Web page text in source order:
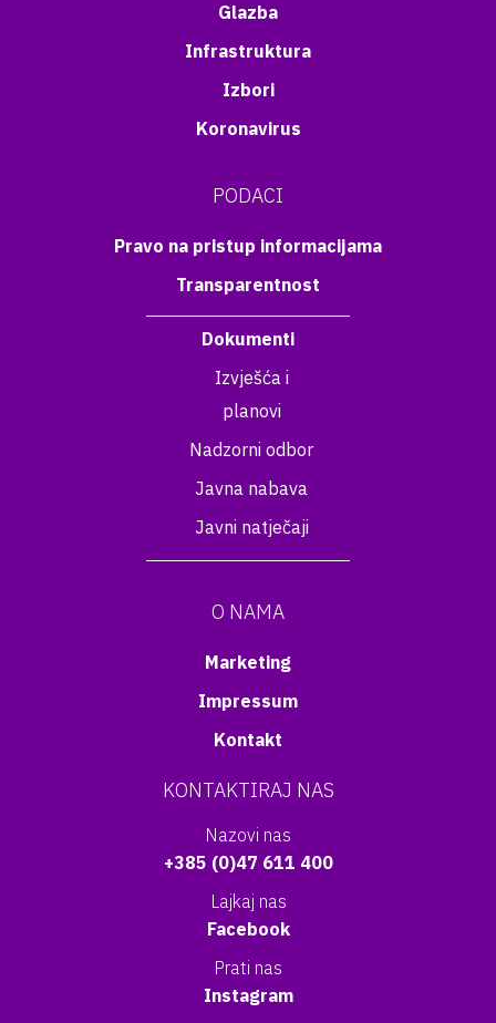
Glazba
Infrastruktura
Izbori
Koronavirus
PODACI
Pravo na pristup informacijama
Transparentnost
Dokumenti
Izvješća i
planovi
Nadzorni odbor
Javna nabava
Javni natječaji
O NAMA
Marketing
Impressum
Kontakt
KONTAKTIRAJ NAS
Nazovi nas
+385 (0)47 611 400
Lajkaj nas
Facebook
Prati nas
Instagram